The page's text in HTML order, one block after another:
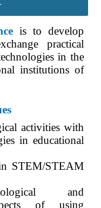
is to develop
practical
in the
institutions of
activities with
in educational
STEM/STEAM
and
of using